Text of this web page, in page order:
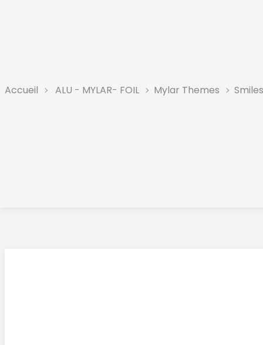
Accueil ALU - MYLAR- FOIL Mylar Themes